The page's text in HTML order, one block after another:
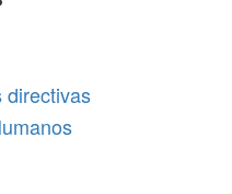
directivas